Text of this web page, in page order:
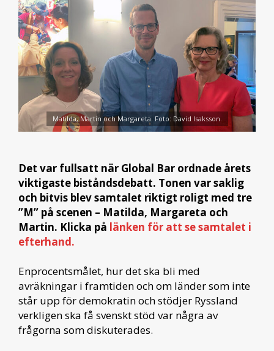
Matilda, Martin och Margareta. Foto: David Isaksson.
Det var fullsatt när Global Bar ordnade årets
viktigaste biståndsdebatt. Tonen var saklig
och bitvis blev samtalet riktigt roligt med tre
”M” på scenen – Matilda, Margareta och
Martin. Klicka på länken för att se samtalet i
efterhand.
Enprocentsmålet, hur det ska bli med
avräkningar i framtiden och om länder som inte
står upp för demokratin och stödjer Ryssland
verkligen ska få svenskt stöd var några av
frågorna som diskuterades.